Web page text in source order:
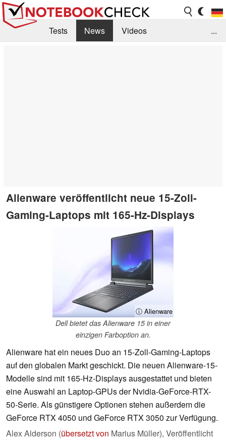
Tests News
Videos
...
Alienware veröffentlicht neue 15-Zoll-
Gaming-Laptops mit 165-Hz-Displays
ⓘ Alienware
Dell bietet das Alienware 15 in einer
einzigen Farboption an.
Alienware hat ein neues Duo an 15-Zoll-Gaming-Laptops
auf den globalen Markt geschickt. Die neuen Alienware-15-
Modelle sind mit 165-Hz-Displays ausgestattet und bieten
eine Auswahl an Laptop-GPUs der Nvidia-GeForce-RTX-
50-Serie. Als günstigere Optionen stehen außerdem die
GeForce RTX 4050 und GeForce RTX 3050 zur Verfügung.
Alex Alderson (übersetzt von Marius Müller), Veröffentlicht